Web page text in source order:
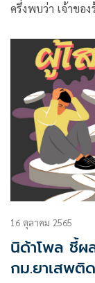
ครึ่งพบว่า เจ้าขอ
ข้างมากถึงมากที่สุ
16 ตุลาคม 2565
นิด้าโพล ชี้ผ
กม.ยาเสพ